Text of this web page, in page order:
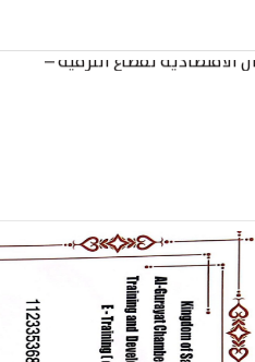
لقطاع الترفيه –